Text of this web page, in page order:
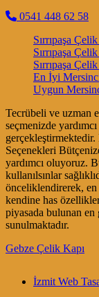
0541 448 62 58
Sırrıpaşa
Sırrıpaşa
Sırrıpaşa
En İyi
Uygun
Tecrübeli ve uzman
seçmenizde
Seçenekleri
yardımcı oluyoruz.
kullanılsınlar
önceliklendirerek,
kendine has
piyasada bulunan
sunulmaktadır.
Gebze Çelik Kapı
İzmit Web